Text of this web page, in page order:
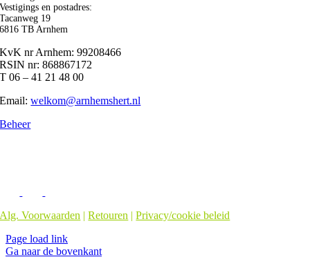
Vestigings en postadres:
Tacanweg 19
6816 TB Arnhem
KvK nr Arnhem: 99208466
RSIN nr: 868867172
T 06 – 41 21 48 00
Email:welkom@arnhemshert.nl
Beheer
Alg. Voorwaarden |Retouren |Privacy/cookie beleid
Page load link
Ga naar de bovenkant